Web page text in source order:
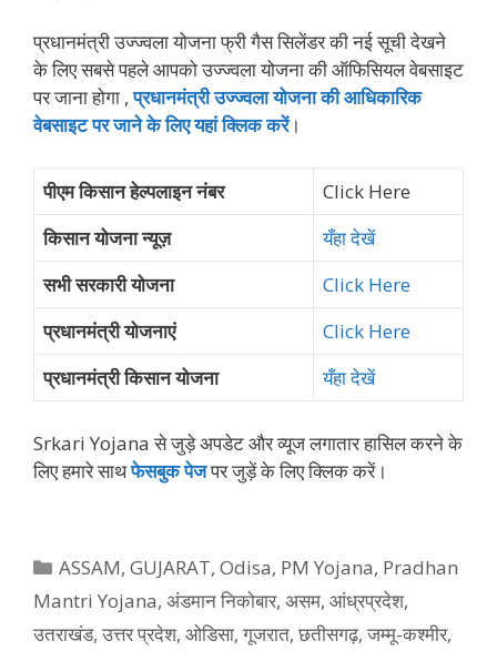
प्रधानमंत्री उज्ज्वला योजना फ्री गैस सिलेंडर की नई सूची देखने
के लिए सबसे पहले आपको उज्ज्वला योजना की ऑफिसियल वेबसाइट
पर जाना होगा ,प्रधानमंत्री उज्ज्वला योजना की आधिकारिक
वेबसाइट पर जाने के लिए यहां क्लिक करें।
पीएम किसान हेल्पलाइन नंबर
Click Here
किसान योजना न्यूज़
यँहा देखें
सभी सरकारी योजना
Click Here
प्रधानमंत्री योजनाएं
Click Here
प्रधानमंत्री किसान योजना
यँहा देखें
Srkari Yojana से जुड़े अपडेट और व्‍यूज लगातार हासिल करने के
लिए हमारे साथफेसबुक पेजपर जुड़ें के ल‍िए क्‍ल‍िक करें।
Categories
ASSAM,GUJARAT,Odisa, PM Yojana, Pradhan
Mantri Yojana, अंडमान निकोबार, असम, आंध्रप्रदेश,
उतराखंड, उत्तर प्रदेश, ओडिसा, गूजरात, छतीसगढ़, जम्मू-कश्मीर,